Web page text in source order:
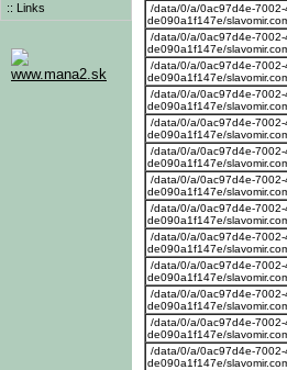
:: Links
www.mana2.sk
/data/0/a/0ac97d4e-
de090a1f147e/
/data/0/a/0ac97d4e-
de090a1f147e/
/data/0/a/0ac97d4e-
de090a1f147e/
/data/0/a/0ac97d4e-
de090a1f147e/
/data/0/a/0ac97d4e-
de090a1f147e/
/data/0/a/0ac97d4e-
de090a1f147e/
/data/0/a/0ac97d4e-
de090a1f147e/
/data/0/a/0ac97d4e-
de090a1f147e/
/data/0/a/0ac97d4e-
de090a1f147e/
/data/0/a/0ac97d4e-
de090a1f147e/
/data/0/a/0ac97d4e-
de090a1f147e/
/data/0/a/0ac97d4e-
de090a1f147e/
/data/0/a/0ac97d4e-
de090a1f147e/